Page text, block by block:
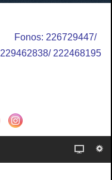
Fonos: 226729447/
229462838/ 222468195